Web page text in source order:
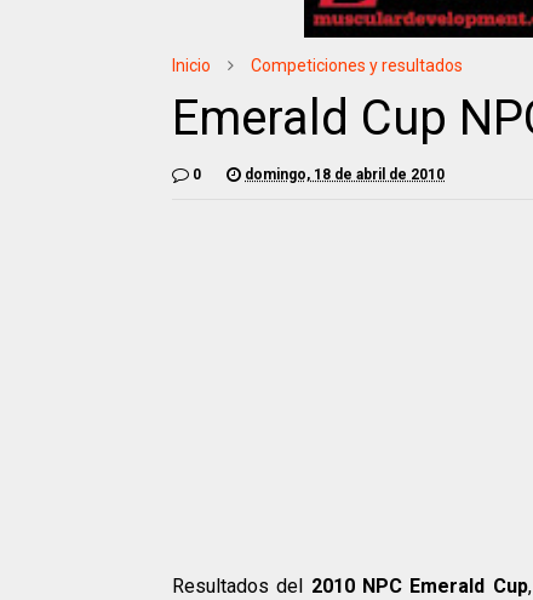
Inicio Competiciones y resultados
Emerald Cup
0 domingo, 18 de abril de 2010
Resultados del 2010 NPC Emerald Cup